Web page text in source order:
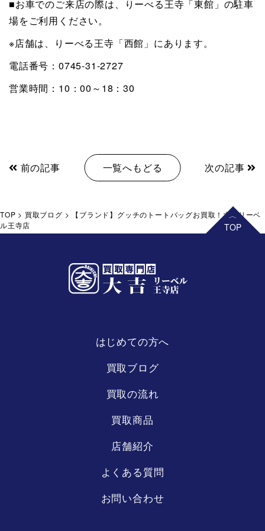
■お車でのご来店の際は、りーべる王寺「東館」の駐車
場をご利用ください。
※店舗は、りーべる王寺「西館」にあります。
電話番号：0745-31-2727
営業時間：10：00～18：30
前の記事 一覧へもどる 次の記事
TOP > 買取ブログ >
【ブランド】グッチのトートバッグお買取！大吉リーベ
ル王寺店
リーベル
王寺店
はじめての方へ
買取ブログ
買取の流れ
買取商品
店舗紹介
よくある質問
お問い合わせ